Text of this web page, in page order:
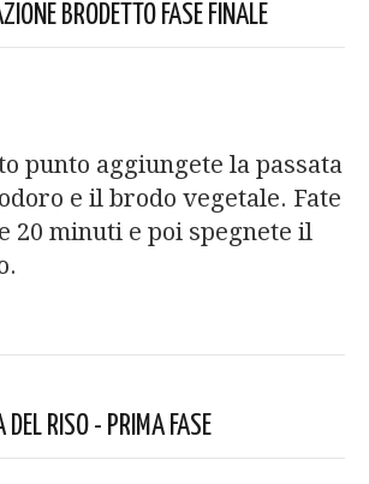
BRODETTO FASE FINALE
punto aggiungete la passata
e il brodo vegetale. Fate
20 minuti e poi spegnete il
DEL RISO - PRIMA FASE